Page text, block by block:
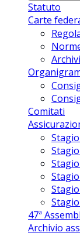
Statuto
Carte
Comitati
47ª
Archivio